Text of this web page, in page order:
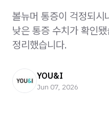
볼뉴머 통증이 걱정되
낮은 통증 수치가 확인
정리했습니다.
YOU&I
Jun 07, 2026